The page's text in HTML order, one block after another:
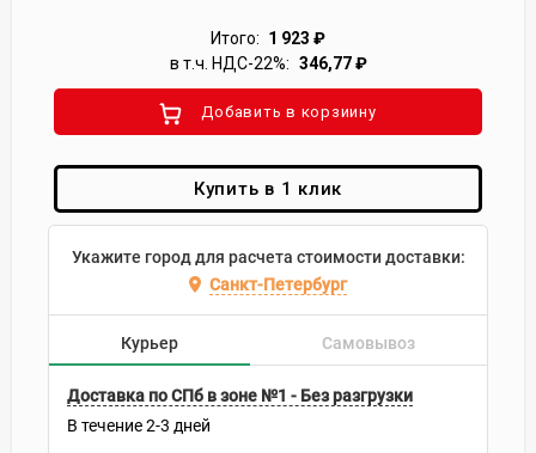
Итого: 1 923 ₽
в т.ч. НДС-22%: 346,77₽
Добавить в корзиину
Купить в 1 клик
Укажите город для расчета стоимости доставки:
Санкт-Петербург
Курьер Самовывоз
Доставка по СПб в зоне №1 - Без разгрузки
В течение2-3 дней